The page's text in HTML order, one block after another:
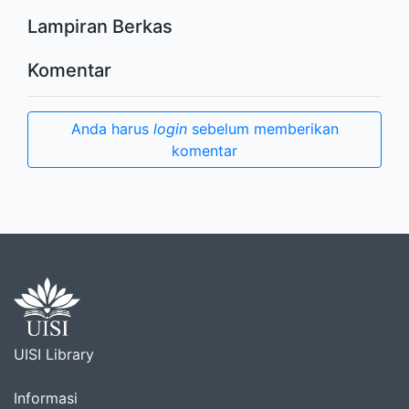
Lampiran Berkas
Komentar
Anda harus loginsebelum memberikan
komentar
UISI Library
Informasi